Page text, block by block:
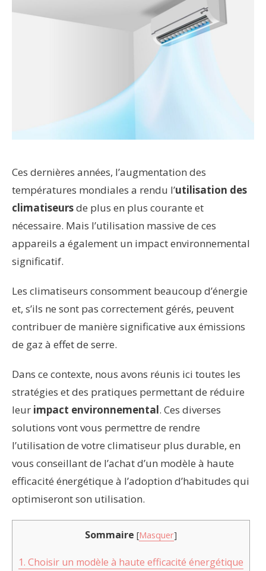
Ces dernières années, l’augmentation des
températures mondiales a rendu l’utilisation des
climatiseursde plus en plus courante et
nécessaire. Mais l’utilisation massive de ces
appareils a également un impact environnemental
significatif.
Les climatiseurs consomment beaucoup d’énergie
et, s’ils ne sont pas correctement gérés, peuvent
contribuer de manière significative aux émissions
de gaz à effet de serre.
Dans ce contexte, nous avons réunis ici toutes les
stratégies et des pratiques permettant de réduire
leur impact environnemental. Ces diverses
solutions vont vous permettre de rendre
l’utilisation de votre climatiseur plus durable, en
vous conseillant de l’achat d’un modèle à haute
efficacité énergétique à l’adoption d’habitudes qui
optimiseront son utilisation.
Sommaire [Masquer]
1. Choisir un modèle à haute efficacité énergétique